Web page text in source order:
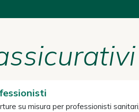
su misura per professionisti